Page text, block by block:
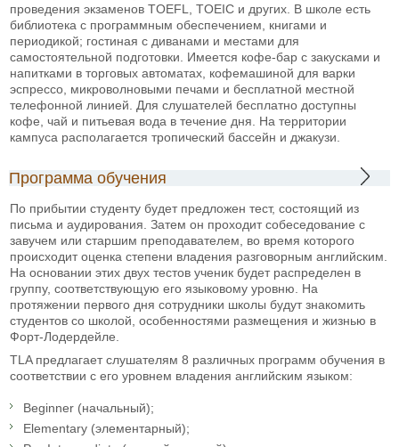
проведения экзаменов TOEFL, TOEIC и других. В школе есть
библиотека с программным обеспечением, книгами и
периодикой; гостиная с диванами и местами для
самостоятельной подготовки. Имеется кофе-бар с закусками и
напитками в торговых автоматах, кофемашиной для варки
эспрессо, микроволновыми печами и бесплатной местной
телефонной линией. Для слушателей бесплатно доступны
кофе, чай и питьевая вода в течение дня. На территории
кампуса располагается тропический бассейн и джакузи.
Программа обучения
По прибытии студенту будет предложен тест, состоящий из
письма и аудирования. Затем он проходит собеседование с
завучем или старшим преподавателем, во время которого
происходит оценка степени владения разговорным английским.
На основании этих двух тестов ученик будет распределен в
группу, соответствующую его языковому уровню. На
протяжении первого дня сотрудники школы будут знакомить
студентов со школой, особенностями размещения и жизнью в
Форт-Лодердейле.
TLA предлагает слушателям 8 различных программ обучения в
соответствии с его уровнем владения английским языком:
Beginner (начальный);
Elementary (элементарный);